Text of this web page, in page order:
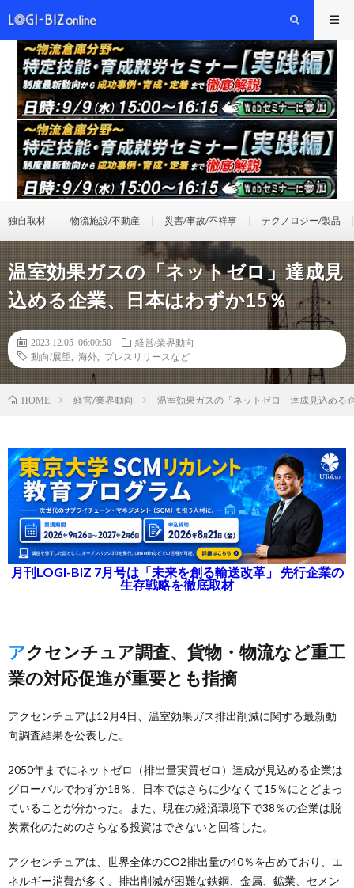
独自取材 物流施設/不動産 災害/事故/不祥事 テクノロジー/製品
温室効果ガスの「ネットゼロ」達成見
込める企業、日本はわずか15％
2023.12.05 06:00:50
経営/業界動向
動向/展望
海外 プレスリリースなど
HOME 経営/業界動向 温室効果ガスの「ネットゼロ」達成見込める
月刊LOGI-BIZ 7月号は「未来を創る輸送改革」 先行企業の
生存戦略を徹底取材
アクセンチュア調査、貨物・物流など重工
業の対応促進が重要とも指摘
アクセンチュアは12月4日、温室効果ガス排出削減に関する最新動
向調査結果を公表した。
2050年までにネットゼロ（排出量実質ゼロ）達成が見込める企業は
グローバルでわずか18％、日本ではさらに少なくて15％にとどまっ
ていることが分かった。また、現在の経済環境下で38％の企業は脱
炭素化のためのさらなる投資はできないと回答した。
アクセンチュアは、世界全体のCO2排出量の40％を占めており、エ
ネルギー消費が多く、排出削減が困難な鉄鋼、金属、鉱業、セメン